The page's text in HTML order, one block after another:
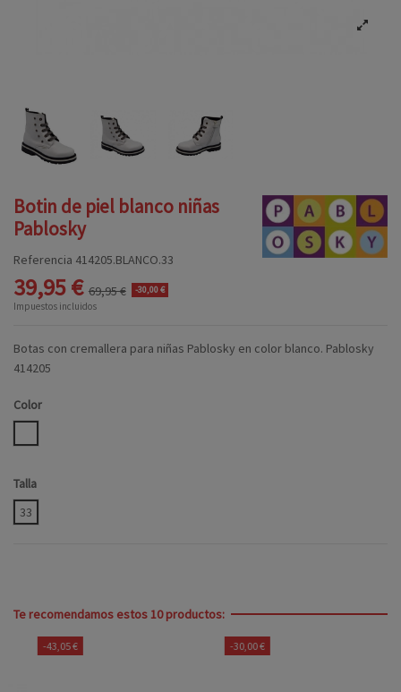
Botin de piel blanco niñas
Pablosky
Referencia 414205.BLANCO.33
39,95 € 69,95 € -30,00 €
Impuestos incluidos
Botas con cremallera para niñas Pablosky en color blanco. Pablosky
414205
Color
Talla
33
Te recomendamos estos 10 productos:
-43,05 € -30,00 €